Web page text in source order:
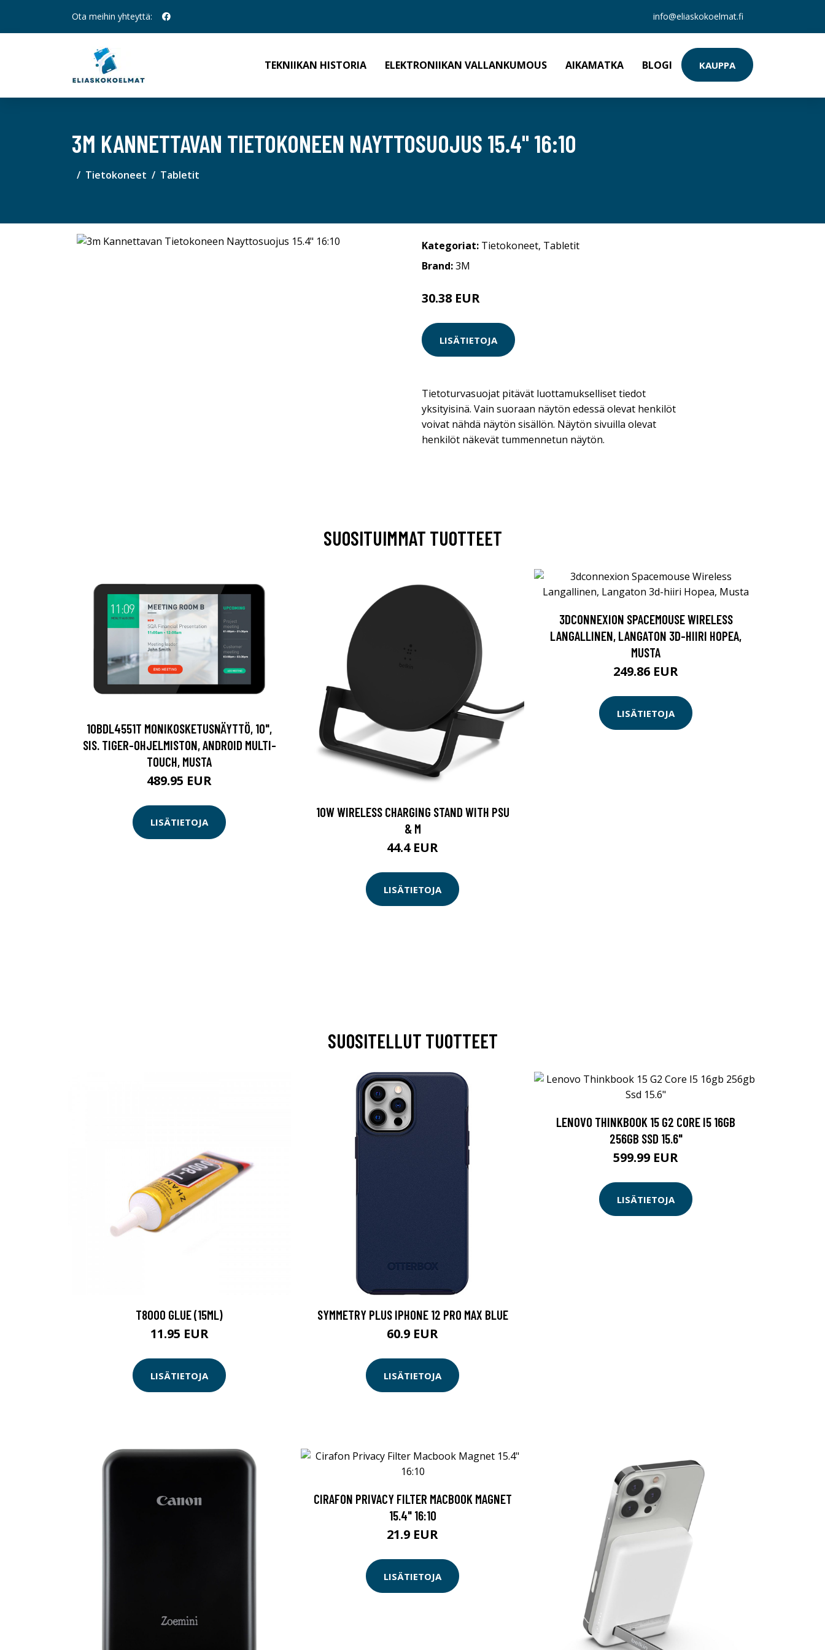
Ota meihin yhteyttä: info@eliaskokoelmat.fi
TEKNIIKAN HISTORIA ELEKTRONIIKAN VALLANKUMOUS AIKAMATKA BLOGI KAUPPA
3M KANNETTAVAN TIETOKONEEN NAYTTOSUOJUS 15.4" 16:10
Tietokoneet Tabletit
Kategoriat: Tietokoneet, Tabletit
Brand:3M
30.38 EUR
LISÄTIETOJA
Tietoturvasuojat pitävät luottamukselliset tiedot
yksityisinä. Vain suoraan näytön edessä olevat henkilöt
voivat nähdä näytön sisällön. Näytön sivuilla olevat
henkilöt näkevät tummennetun näytön.
SUOSITUIMMAT TUOTTEET
10BDL4551T MONIKOSKETUSNÄYTTÖ, 10",
SIS. TIGER-OHJELMISTON, ANDROID MULTI-
TOUCH, MUSTA
489.95 EUR
LISÄTIETOJA
10W WIRELESS CHARGING STAND WITH PSU
& M
44.4 EUR
LISÄTIETOJA
3DCONNEXION SPACEMOUSE WIRELESS
LANGALLINEN, LANGATON 3D-HIIRI HOPEA,
MUSTA
249.86 EUR
LISÄTIETOJA
SUOSITELLUT TUOTTEET
T8000 GLUE (15ML)
11.95 EUR
LISÄTIETOJA
SYMMETRY PLUS IPHONE 12 PRO MAX BLUE
60.9 EUR
LISÄTIETOJA
LENOVO THINKBOOK 15 G2 CORE I5 16GB
256GB SSD 15.6"
599.99 EUR
LISÄTIETOJA
CIRAFON PRIVACY FILTER MACBOOK MAGNET
15.4" 16:10
21.9 EUR
LISÄTIETOJA